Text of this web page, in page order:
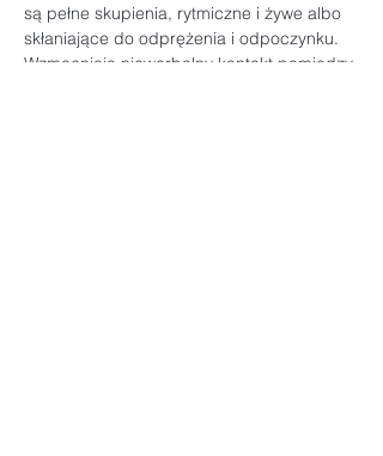
są pełne skupienia, rytmiczne i żywe albo
skłaniające do odprężenia i odpoczynku.
Wzmacniają niewerbalny kontakt pomiędzy